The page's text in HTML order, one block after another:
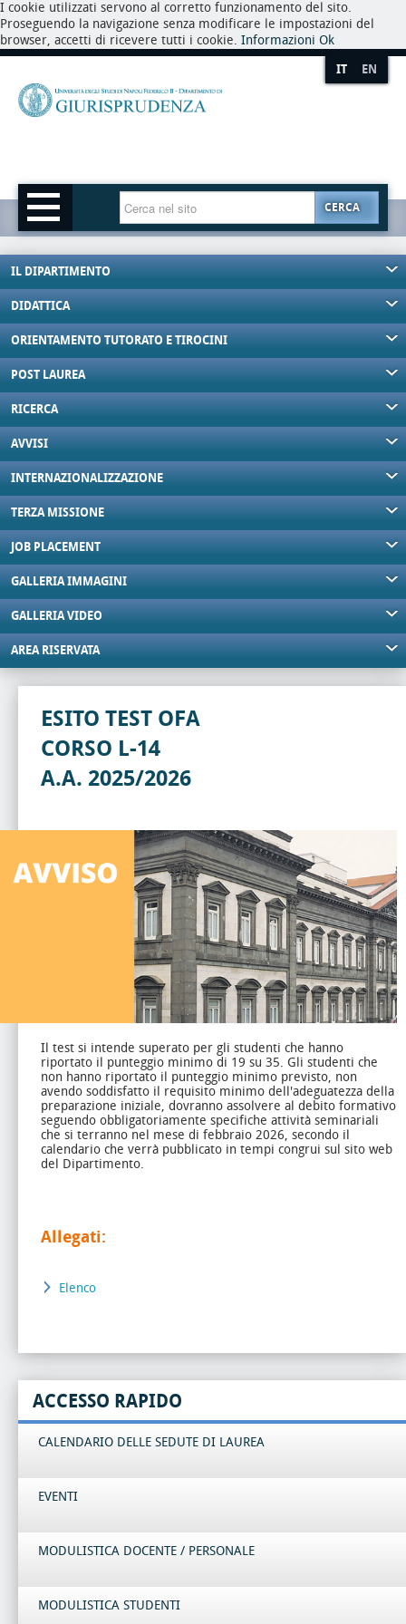
I cookie utilizzati servono al corretto funzionamento del sito.
Proseguendo la navigazione senza modificare le impostazioni del
browser, accetti di ricevere tutti i cookie. Informazioni Ok
IT EN
CERCA
IL DIPARTIMENTO
DIDATTICA
ORIENTAMENTO TUTORATO E TIROCINI
POST LAUREA
RICERCA
AVVISI
INTERNAZIONALIZZAZIONE
TERZA MISSIONE
JOB PLACEMENT
GALLERIA IMMAGINI
GALLERIA VIDEO
AREA RISERVATA
ESITO TEST OFA
CORSO L-14
A.A. 2025/2026
Il test si intende superato per gli studenti che hanno
riportato il punteggio minimo di 19 su 35. Gli studenti che
non hanno riportato il punteggio minimo previsto, non
avendo soddisfatto il requisito minimo dell'adeguatezza della
preparazione iniziale, dovranno assolvere al debito formativo
seguendo obbligatoriamente specifiche attività seminariali
che si terranno nel mese di febbraio 2026, secondo il
calendario che verrà pubblicato in tempi congrui sul sito web
del Dipartimento.
Allegati:
Elenco
ACCESSO RAPIDO
CALENDARIO DELLE SEDUTE DI LAUREA
EVENTI
MODULISTICA DOCENTE / PERSONALE
MODULISTICA STUDENTI